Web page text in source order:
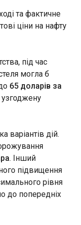
служба
ознаки
схеми
сайті
тисячі
більш ніж
після цього
та фактичне
ціни на нафту
під час
могла б
65 доларів за
дій.
. Інший
підвищення
рівня
до попередніх